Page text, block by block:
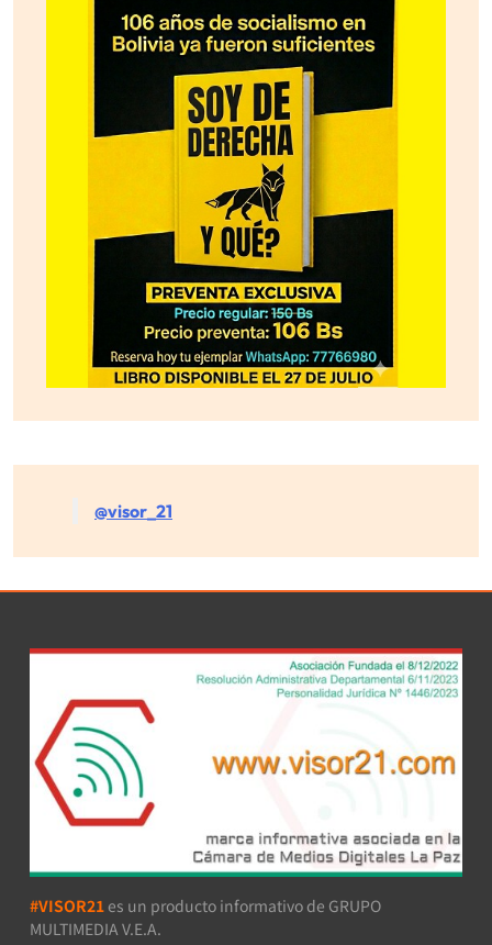
@visor_21
#VISOR21 es un producto informativo de GRUPO
MULTIMEDIA V.E.A.